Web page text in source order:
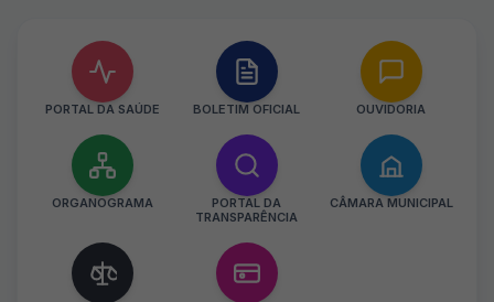
PORTAL DA SAÚDE BOLETIM OFICIAL OUVIDORIA
ORGANOGRAMA
PORTAL DA
TRANSPARÊNCIA
CÂMARA MUNICIPAL